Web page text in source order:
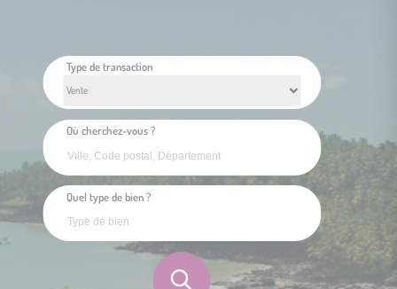
Type de transaction
Où cherchez-vous ?
Quel type de bien ?